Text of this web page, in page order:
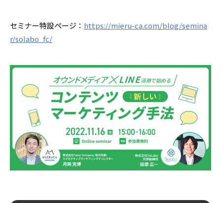
セミナー特設ページ： https://mieru-ca.com/blog/semina
r/solabo_fc/